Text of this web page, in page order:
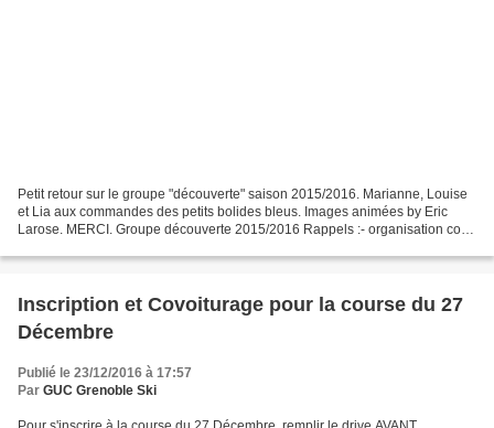
Petit retour sur le groupe "découverte" saison 2015/2016. Marianne, Louise
et Lia aux commandes des petits bolides bleus. Images animées by Eric
Larose. MERCI. Groupe découverte 2015/2016 Rappels :- organisation co
Inscription et Covoiturage pour la course du 27
Décembre
Publié le 23/12/2016 à 17:57
Par GUC Grenoble Ski